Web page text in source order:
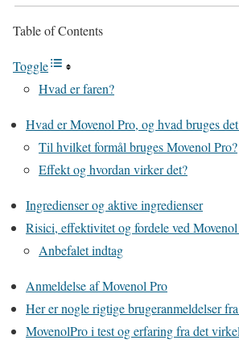
Table of Contents
Toggle
Hvad er faren?
Hvad er Movenol Pro, og hvad bruges
Til hvilket formål bruges Movenol Pro?
Effekt og hvordan virker det?
Ingredienser og aktive ingredienser
Risici, effektivitet og fordele ved
Anbefalet indtag
Anmeldelse af Movenol Pro
Her er nogle rigtige brugeranmeldelser
MovenolPro i test og erfaring fra det